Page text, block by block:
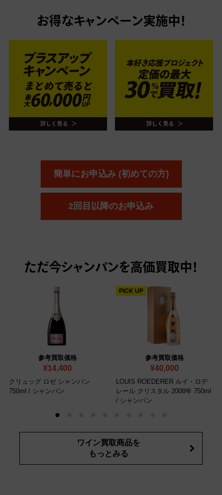
お得なキャンペーン実施中！
簡単にお申込み (初めての方)
2回目以降のお申込み
ただ今シャンパンを高価買取中！
参考買取価格
¥14,400
クリュッグ ロゼ シャンパン
750ml / シャンパン
参考買取価格
¥40,000
PICK UP
LOUIS ROEDERER ルイ・ロデ
レール クリスタル 2008年 750ml
/ シャンパン
ワイン買取商品を
もっとみる